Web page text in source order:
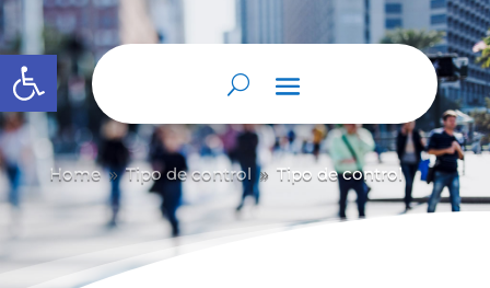
Abrir barra de herramientas
Home 9 Tipo de control 9 Tipo de control